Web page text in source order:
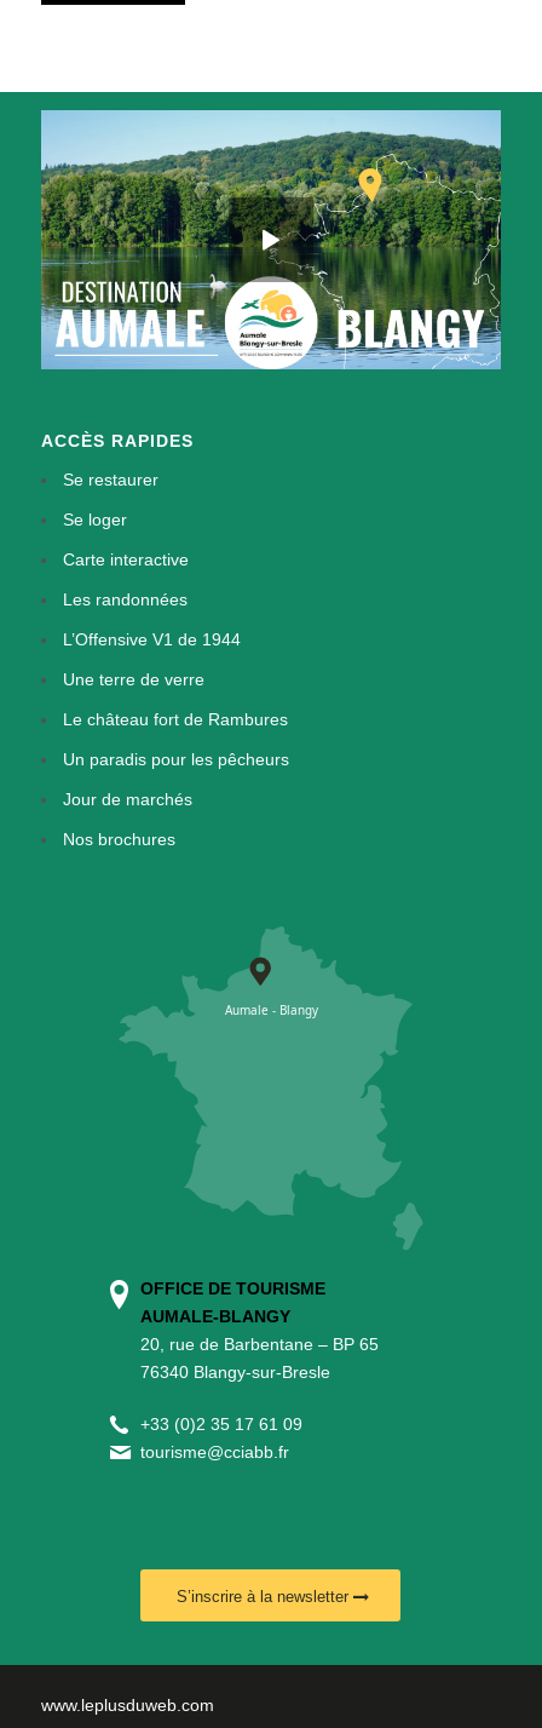
ACCÈS RAPIDES
Se restaurer
Se loger
Carte interactive
Les randonnées
L’Offensive V1 de 1944
Une terre de verre
Le château fort de Rambures
Un paradis pour les pêcheurs
Jour de marchés
Nos brochures
OFFICE DE TOURISME
AUMALE-BLANGY
20, rue de Barbentane – BP 65
76340 Blangy-sur-Bresle
+33 (0)2 35 17 61 09
tourisme@cciabb.fr
S’inscrire à la newsletter
www.leplusduweb.com